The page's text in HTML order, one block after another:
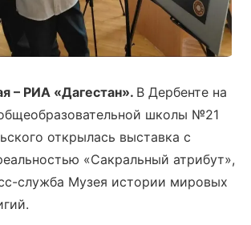
– РИА «Дагестан». В Дербенте на
школы №21
открылась выставка с
«Сакральный атрибут»,
служба Музея истории мировых